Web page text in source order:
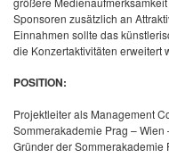
Sponsoren zusätzlich an
Einnahmen sollte das
die Konzertaktivitäten erweitert
POSITION:
Projektleiter als Management
Sommerakademie Prag –
Gründer der Sommerakademie